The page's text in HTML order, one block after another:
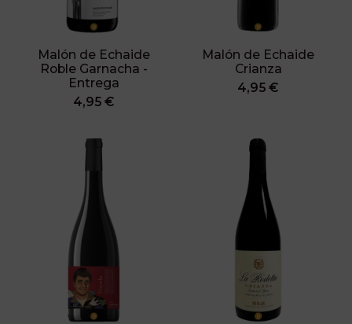
Malón de Echaide
Roble Garnacha -
Entrega
4,95 €
Malón de Echaide
Crianza
4,95 €